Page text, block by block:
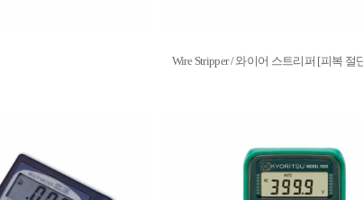
Wire Stripper / 와이어 스트리퍼 [피복 절